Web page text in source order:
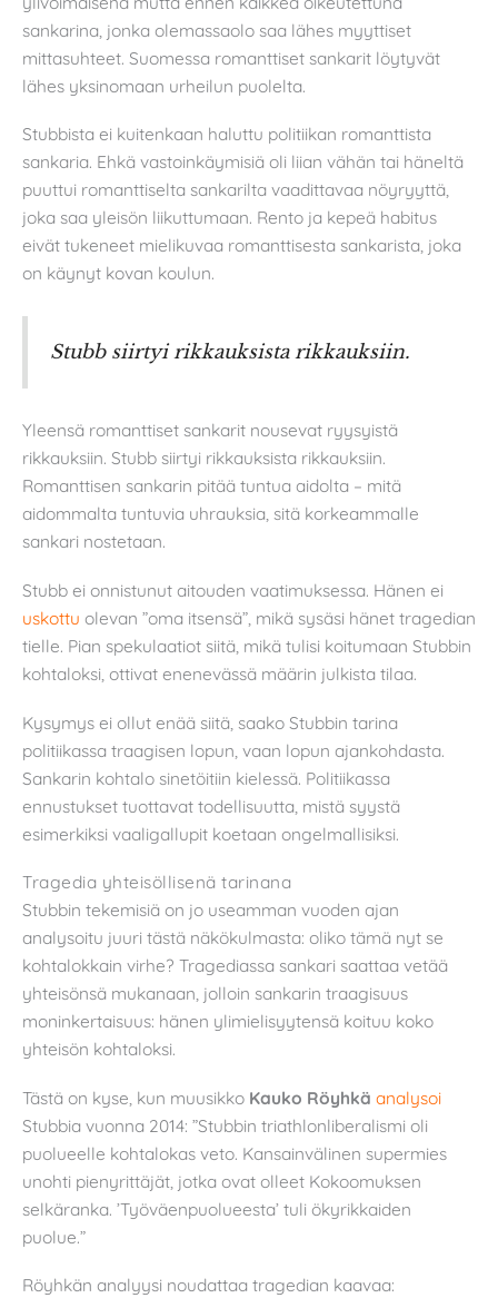
sankarina, jonka olemassaolo saa lähes myyttiset
mittasuhteet. Suomessa romanttiset sankarit löytyvät
lähes yksinomaan urheilun puolelta.
Stubbista ei kuitenkaan haluttu politiikan romanttista
sankaria. Ehkä vastoinkäymisiä oli liian vähän tai häneltä
puuttui romanttiselta sankarilta vaadittavaa nöyryyttä,
joka saa yleisön liikuttumaan. Rento ja kepeä habitus
eivät tukeneet mielikuvaa romanttisesta sankarista, joka
on käynyt kovan koulun.
Stubb siirtyi rikkauksista rikkauksiin.
Yleensä romanttiset sankarit nousevat ryysyistä
rikkauksiin. Stubb siirtyi rikkauksista rikkauksiin.
Romanttisen sankarin pitää tuntua aidolta – mitä
aidommalta tuntuvia uhrauksia, sitä korkeammalle
sankari nostetaan.
Stubb ei onnistunut aitouden vaatimuksessa. Hänen ei
uskottu olevan ”oma itsensä”, mikä sysäsi hänet tragedian
tielle. Pian spekulaatiot siitä, mikä tulisi koitumaan Stubbin
kohtaloksi, ottivat enenevässä määrin julkista tilaa.
Kysymys ei ollut enää siitä, saako Stubbin tarina
politiikassa traagisen lopun, vaan lopun ajankohdasta.
Sankarin kohtalo sinetöitiin kielessä. Politiikassa
ennustukset tuottavat todellisuutta, mistä syystä
esimerkiksi vaaligallupit koetaan ongelmallisiksi.
Tragedia yhteisöllisenä tarinana
Stubbin tekemisiä on jo useamman vuoden ajan
analysoitu juuri tästä näkökulmasta: oliko tämä nyt se
kohtalokkain virhe? Tragediassa sankari saattaa vetää
yhteisönsä mukanaan, jolloin sankarin traagisuus
moninkertaisuus: hänen ylimielisyytensä koituu koko
yhteisön kohtaloksi.
Tästä on kyse, kun muusikko Kauko Röyhkä analysoi
Stubbia vuonna 2014: ”Stubbin triathlonliberalismi oli
puolueelle kohtalokas veto. Kansainvälinen supermies
unohti pienyrittäjät, jotka ovat olleet Kokoomuksen
selkäranka. ’Työväenpuolueesta’ tuli ökyrikkaiden
puolue.”
Röyhkän analyysi noudattaa tragedian kaavaa: